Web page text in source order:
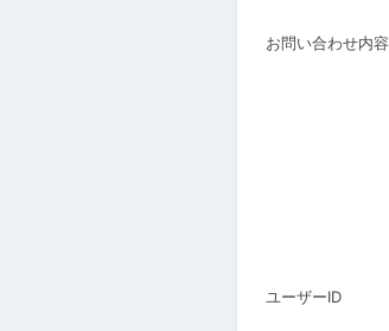
お問い合わせ内容
ユーザーID